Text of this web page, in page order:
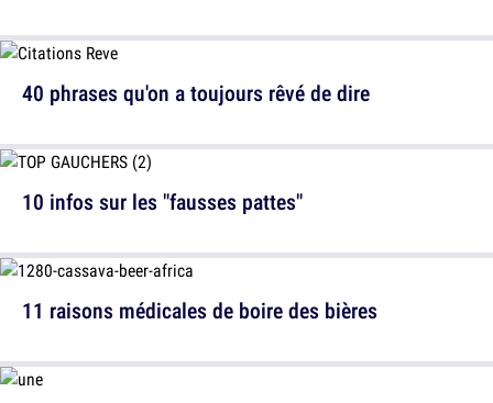
10 infos sur les "fausses pattes"
40 phrases qu'on a toujours rêvé de dire
11 raisons médicales de boire des bières